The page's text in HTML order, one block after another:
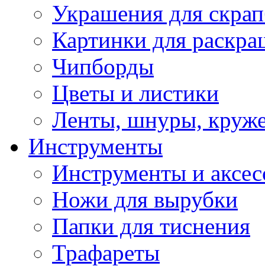
Украшения для
Картинки для
Чипборды
Цветы и листики
Ленты, шнуры,
Инструменты
Инструменты и
Ножи для вырубки
Папки для тиснения
Трафареты